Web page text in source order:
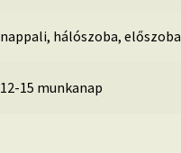
nappali, hálószoba, előszoba
12-15 munkanap